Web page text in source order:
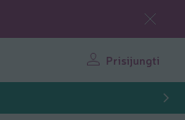
Prisijungti